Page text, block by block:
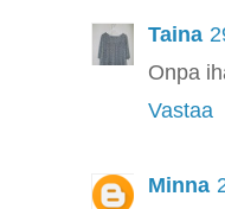
Taina
Onpa
Vastaa
Minna